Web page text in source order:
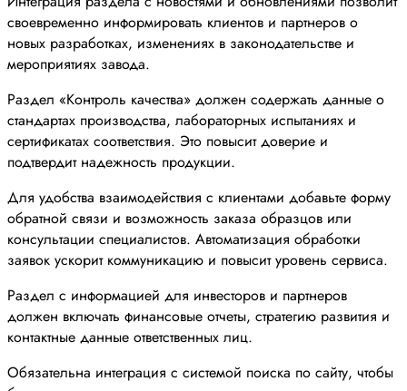
своевременно информировать клиентов и партнеров о
новых разработках, изменениях в законодательстве и
мероприятиях завода.
Раздел «Контроль качества» должен содержать данные о
стандартах производства, лабораторных испытаниях и
сертификатах соответствия. Это повысит доверие и
подтвердит надежность продукции.
Для удобства взаимодействия с клиентами добавьте форму
обратной связи и возможность заказа образцов или
консультации специалистов. Автоматизация обработки
заявок ускорит коммуникацию и повысит уровень сервиса.
Раздел с информацией для инвесторов и партнеров
должен включать финансовые отчеты, стратегию развития и
контактные данные ответственных лиц.
Обязательна интеграция с системой поиска по сайту, чтобы